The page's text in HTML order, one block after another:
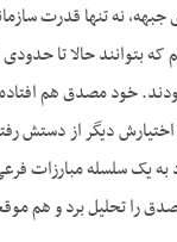
جبهه، نه تنها قدرت
بتوانند حالا تا حدودی
خود مصدق هم
دیگر از دستش
یک سلسله مبارزات
را تحلیل برد و هم